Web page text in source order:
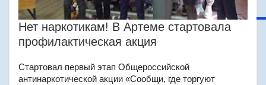
Нет наркотикам! В Артеме стартовала
профилактическая акция
Стартовал первый этап Общероссийской
антинаркотической акции «Сообщи, где торгуют